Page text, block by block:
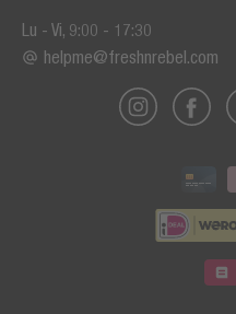
Lu - Vi, 9:00 - 17:30
helpme@freshnrebel.com